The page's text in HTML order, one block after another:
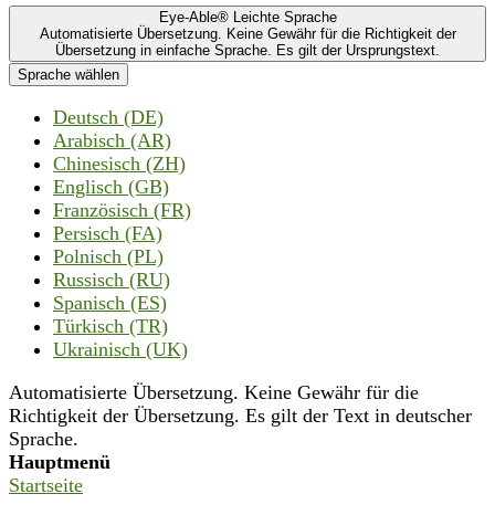
Eye-Able® Leichte Sprache
Automatisierte Übersetzung. Keine Gewähr für die Richtigkeit der
Übersetzung in einfache Sprache. Es gilt der Ursprungstext.
Sprache wählen
Deutsch (DE)
Arabisch (AR)
Chinesisch (ZH)
Englisch (GB)
Französisch (FR)
Persisch (FA)
Polnisch (PL)
Russisch (RU)
Spanisch (ES)
Türkisch (TR)
Ukrainisch (UK)
Automatisierte Übersetzung. Keine Gewähr für die
Richtigkeit der Übersetzung. Es gilt der Text in deutscher
Sprache.
Hauptmenü
Startseite